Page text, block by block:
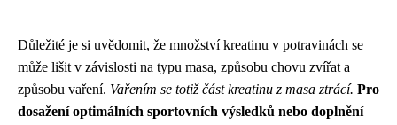
Důležité je si uvědomit, že množství kreatinu v potravinách se
může lišit v závislosti na typu masa, způsobu chovu zvířat a
způsobu vaření. Vařením se totiž část kreatinu z masa ztrácí. Pro
dosažení optimálních sportovních výsledků nebo doplnění